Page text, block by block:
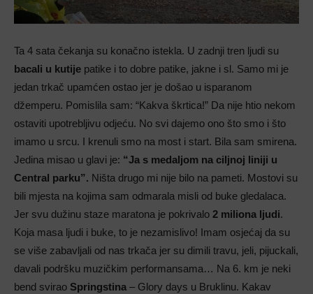
Ta 4 sata čekanja su konačno istekla. U zadnji tren ljudi su
bacali u kutije patike i to dobre patike, jakne i sl. Samo mi je
jedan trkač upamćen ostao jer je došao u isparanom
džemperu. Pomislila sam: “Kakva škrtica!” Da nije htio nekom
ostaviti upotrebljivu odjeću. No svi dajemo ono što smo i što
imamo u srcu. I krenuli smo na most i start. Bila sam smirena.
Jedina misao u glavi je: “Ja s medaljom na ciljnoj liniji u
Central parku”. Ništa drugo mi nije bilo na pameti. Mostovi su
bili mjesta na kojima sam odmarala misli od buke gledalaca.
Jer svu dužinu staze maratona je pokrivalo 2 miliona ljudi.
Koja masa ljudi i buke, to je nezamislivo! Imam osjećaj da su
se više zabavljali od nas trkača jer su dimili travu, jeli, pijuckali,
davali podršku muzičkim performansama… Na 6. km je neki
bend svirao Springstina – Glory days u Bruklinu. Kakav